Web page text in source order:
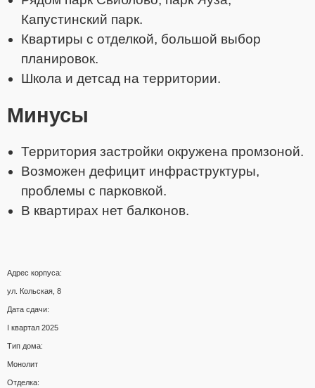
Капустинский парк.
Квартиры с отделкой, большой выбор
планировок.
Школа и детсад на территории.
Минусы
Территория застройки окружена промзоной.
Возможен дефицит инфраструктуры,
проблемы с парковкой.
В квартирах нет балконов.
Адрес корпуса:
ул. Кольская, 8
Дата сдачи:
I квартал 2025
Тип дома:
Монолит
Отделка: